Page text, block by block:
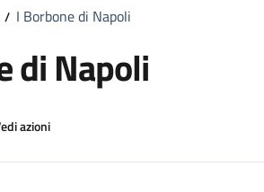
I Borbone di Napoli
di Napoli
azioni